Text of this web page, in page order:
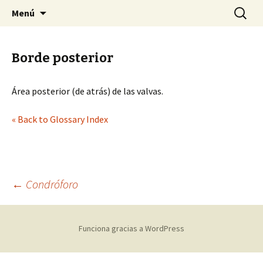
SMACH
Sociedad Malacológica de Chile
Menú Buscar:
Borde posterior
Área posterior (de atrás) de las valvas.
« Back to Glossary Index
Navegación
de
← Condróforo
Funciona gracias a WordPress